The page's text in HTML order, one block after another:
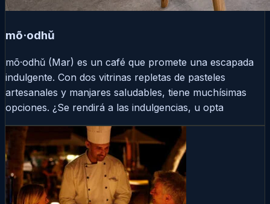
mõ·odhǔ
mõ·odhǔ (Mar) es un café que promete una escapada
indulgente. Con dos vitrinas repletas de pasteles
artesanales y manjares saludables, tiene muchísimas
opciones. ¿Se rendirá a las indulgencias, u opta